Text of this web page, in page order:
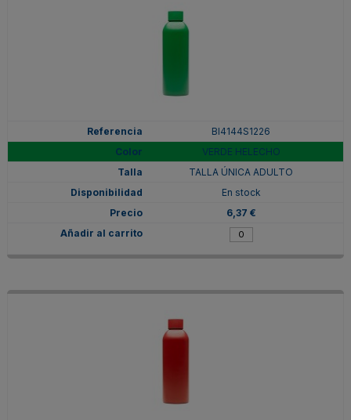
BI4144S1226
VERDE HELECHO
TALLA ÚNICA ADULTO
En stock
6,37 €